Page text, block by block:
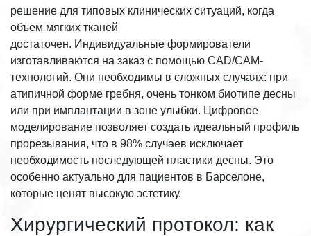
решение для типовых клинических ситуаций, когда
объем мягких тканей
достаточен. Индивидуальные формирователи
изготавливаются на заказ с помощью CAD/CAM-
технологий. Они необходимы в сложных случаях: при
атипичной форме гребня, очень тонком биотипе десны
или при имплантации в зоне улыбки. Цифровое
моделирование позволяет создать идеальный профиль
прорезывания, что в 98% случаев исключает
необходимость последующей пластики десны. Это
особенно актуально для пациентов в Барселоне,
которые ценят высокую эстетику.
Хирургический протокол: как